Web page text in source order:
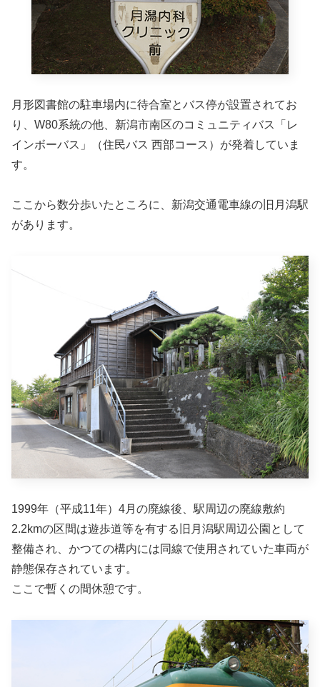
月形図書館の駐車場内に待合室とバス停が設置されてお
り、W80系統の他、新潟市南区のコミュニティバス「レ
インボーバス」（住民バス 西部コース）が発着していま
す。
ここから数分歩いたところに、新潟交通電車線の旧月潟駅
があります。
1999年（平成11年）4月の廃線後、駅周辺の廃線敷約
2.2kmの区間は遊歩道等を有する旧月潟駅周辺公園として
整備され、かつての構内には同線で使用されていた車両が
静態保存されています。
ここで暫くの間休憩です。